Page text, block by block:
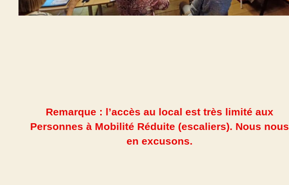
Remarque : l’accès au local est très limité aux
Personnes à Mobilité Réduite (escaliers). Nous nous
en excusons.